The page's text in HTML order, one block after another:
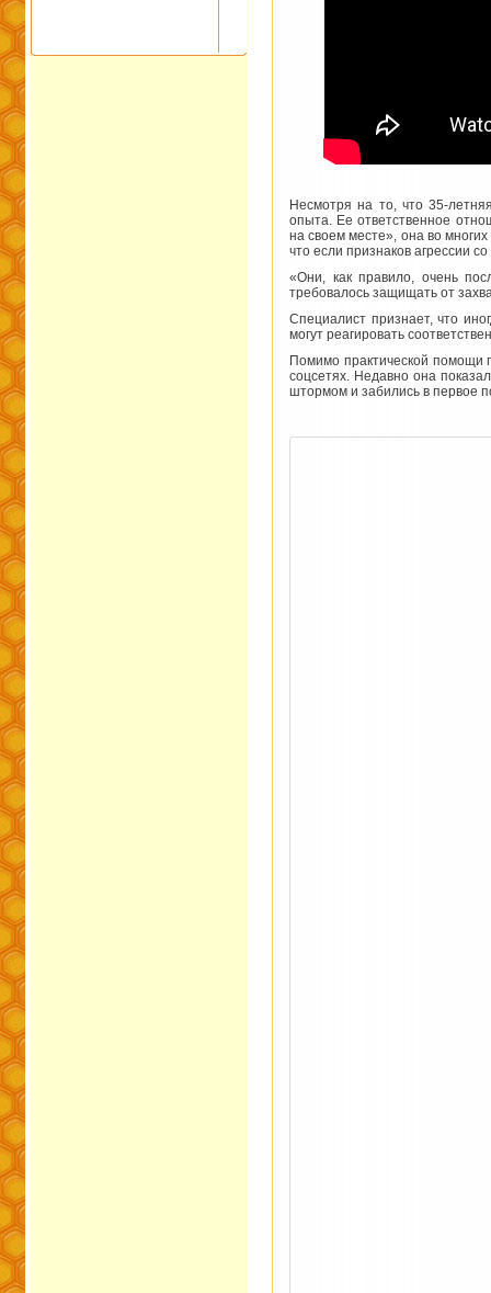
Несмотря на то, что 35-
опыта. Ее ответственное
на своем месте», она во
что если признаков агрессии
«Они, как правило, очень
требовалось защищать от
Специалист признает, что
могут реагировать
Помимо практической помощи
соцсетях. Недавно она
штормом и забились в первое